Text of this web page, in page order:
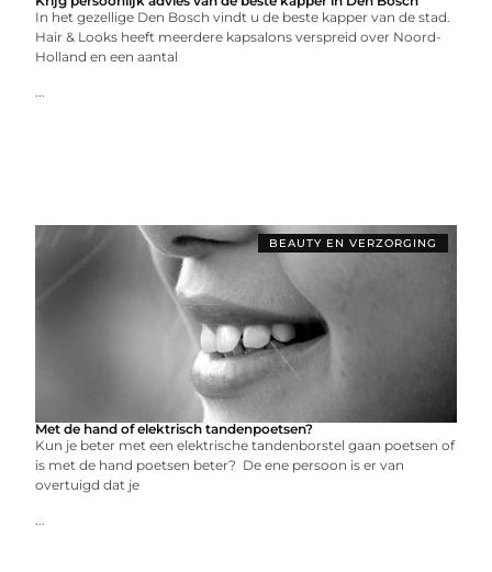
In het gezellige Den Bosch vindt u de beste kapper van de stad.
Hair & Looks heeft meerdere kapsalons verspreid over Noord-
Holland en een aantal
...
BEAUTY EN VERZORGING
Met de hand of elektrisch tandenpoetsen?
Kun je beter met een elektrische tandenborstel gaan poetsen of
is met de hand poetsen beter? De ene persoon is er van
overtuigd dat je
...